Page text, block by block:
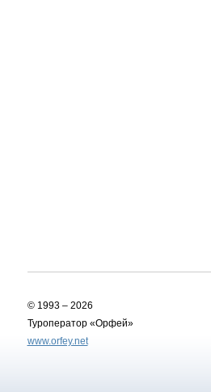
© 1993 – 2026
Туроператор «Орфей»
www.orfey.net